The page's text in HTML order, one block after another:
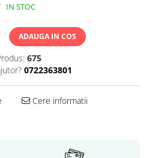
IN STOC
ADAUGA IN COS
675
0722363801
Cere informatii